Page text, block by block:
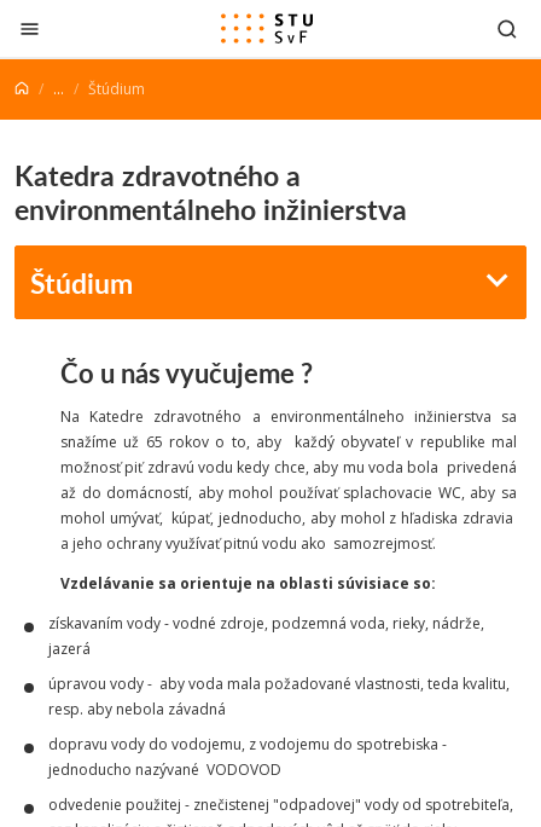
Prejsť na obsah
... Štúdium
Katedra zdravotného a
environmentálneho inžinierstva
Štúdium
Čo u nás vyučujeme ?
Na Katedre zdravotného a environmentálneho inžinierstva sa
snažíme už 65 rokov o to, aby každý obyvateľ v republike mal
možnosť piť zdravú vodu kedy chce, aby mu voda bola privedená
až do domácností, aby mohol používať splachovacie WC, aby sa
mohol umývať, kúpať, jednoducho, aby mohol z hľadiska zdravia
a jeho ochrany využívať pitnú vodu ako samozrejmosť.
Vzdelávanie sa orientuje na oblasti súvisiace so:
získavaním vody - vodné zdroje, podzemná voda, rieky, nádrže,
jazerá
úpravou vody - aby voda mala požadované vlastnosti, teda kvalitu,
resp. aby nebola závadná
dopravu vody do vodojemu, z vodojemu do spotrebiska -
jednoducho nazývané VODOVOD
odvedenie použitej - znečistenej "odpadovej" vody od spotrebiteľa,